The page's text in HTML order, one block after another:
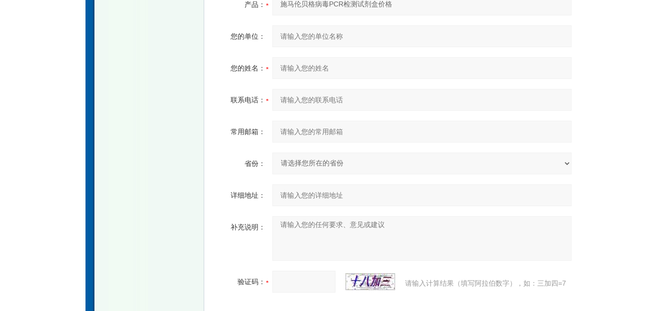
产品：
您的单位：
您的姓名：
联系电话：
常用邮箱：
省份：
详细地址：
补充说明：
验证码： 请输入计算结果（填写阿拉伯数字），如：三加四=7